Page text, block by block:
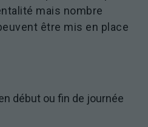
mais nombre
être mis en place
début ou fin de journée